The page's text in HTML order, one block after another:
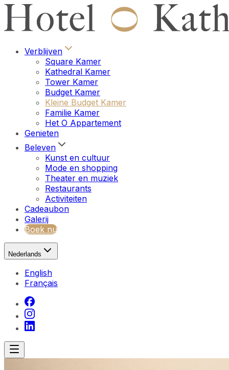
Verblijven
Square Kamer
Kathedral Kamer
Tower Kamer
Budget Kamer
Kleine Budget Kamer
Familie Kamer
Het O Appartement
Genieten
Beleven
Kunst en cultuur
Mode en shopping
Theater en muziek
Restaurants
Activiteiten
Cadeaubon
Galerij
Boek nu
Nederlands
English
Français